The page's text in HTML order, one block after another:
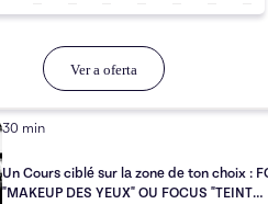
Ver a oferta
30 min
Un Cours ciblé sur la zone de ton choix : FOCUS
"MAKEUP DES YEUX" OU FOCUS "TEINT